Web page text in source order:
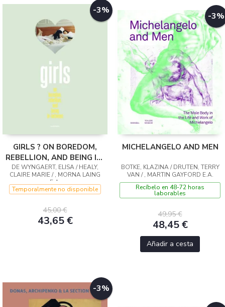
-3%
GIRLS ? ON BOREDOM,
REBELLION, AND BEING IN-
BETWEEN
DE WYNGAERT, ELISA / HEALY,
CLAIRE MARIE / , MORNA LAING
E.A.
Temporalmente no disponible
45,00 €
43,65 €
-3%
MICHELANGELO AND MEN
BOTKE, KLAZINA / DRUTEN, TERRY
VAN / , MARTIN GAYFORD E.A.
Recíbelo en 48-72 horas
laborables
49,95 €
48,45 €
Añadir a cesta
-3%